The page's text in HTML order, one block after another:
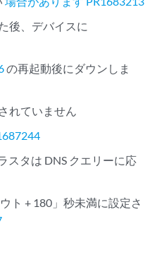
後、デバイスに
の再起動後にダウンしま
れていません
スタは DNS クエリーに応
ト + 180」秒未満に設定さ